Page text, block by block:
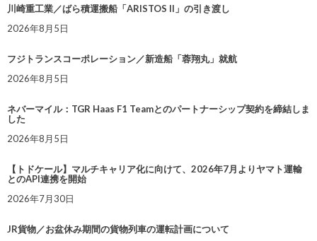
川崎重工業／ばら積運搬船「ARISTOS II」の引き渡し
2026年8月5日
フジトランスコーポレーション／新造船「蓉翔丸」就航
2026年8月5日
ネバーマイル：TGR Haas F1 Teamとのパートナーシップ契約を締結しま
した
2026年8月5日
【トドケール】マルチキャリア化に向けて、2026年7月よりヤマト運輸
とのAPI連携を開始
2026年7月30日
JR貨物／お盆休み期間の貨物列車の運転計画について